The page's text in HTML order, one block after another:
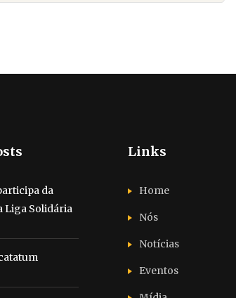
da
Liga Solidária
Links
Home
Nós
Notícias
Eventos